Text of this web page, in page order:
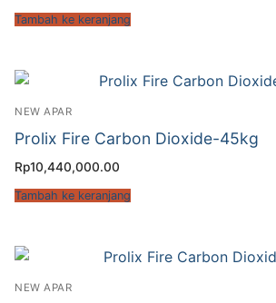
Tambah ke keranjang
NEW APAR
Prolix Fire Carbon Dioxide-45kg
Rp10,440,000.00
Tambah ke keranjang
NEW APAR